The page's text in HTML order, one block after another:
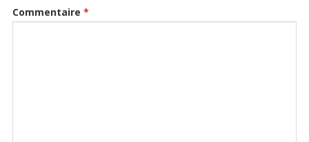
Commentaire *